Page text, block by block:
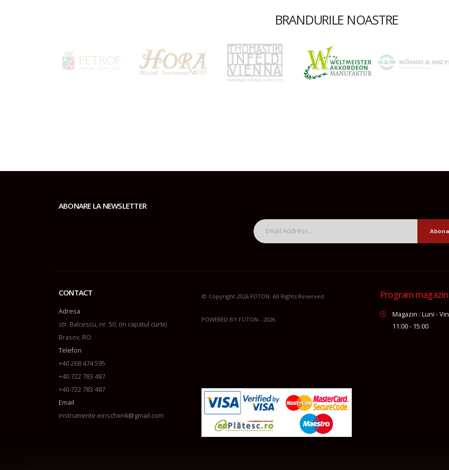
BRANDURILE NOASTRE
ABONARE LA NEWSLETTER
CONTACT
Adresa
str. Balcescu, nr. 50, (in capatul curtii)
Brasov, RO
Telefon
+40 268 474 595
+40 722 783 487
+40 722 783 487
Email
instrumente.einschenk@gmail.com
© Copyright 2026 FOTON. All Rights Reserved.
POWERED BY FOTON - 2026
Program magazin
Magazin : Luni -
11:00 - 15:00